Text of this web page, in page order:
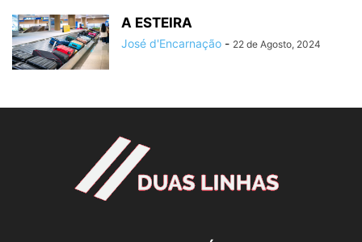
A ESTEIRA
José d'Encarnação - 22 de Agosto, 2024